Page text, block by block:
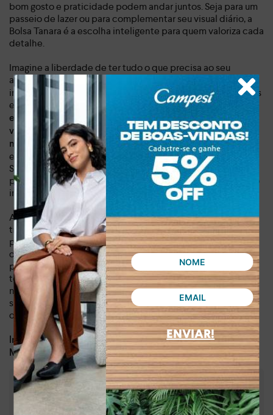
ENVIAR!
bom gosto e praticidade podem andar juntos. Seja para um
passeio de lazer ou para complementar seu visual diário, a
Bolsa Tanara é a escolha inteligente para quem valoriza cada
detalhe.
Imagine a liberdade de ter tudo o que precisa ao seu
alcance! Oamplo espaço interno
inteligentemente projetado para acomodar seus pertences
essenciais, enquanto
a divisória interna com fechamento
em zíperoferece segurança extra para itens menores.A
versátil alça longa ajustável permite que você a use da
maneira que preferir– transversal para um toque moderno
e confortável, ou no ombro para um visual mais clássico.
Sinta a confiança de estar sempre preparada, com seus
pertences organizados e seguros, sem sacrificar o seu estilo
impecável.
Adquira agora a sua bolsa Tanara e experimente a
transformação que um acessório de qualidade pode trazer
para o seu estilo de vida. Esta bolsa não é apenas um item
de moda, mas um investimento em sua autoestima e
praticidade. Não perca a oportunidade de adicionar este
toque de sofisticação acessível ao seu guarda-roupa. Seja
notada pela sua elegância sem esforço – a Bolsa Tanara é a
sua nova companheira indispensável para todas as
ocasiões.
Indicado para: Dia a dia, lazer, balada
Material:Sintético
:
TB3396-00001